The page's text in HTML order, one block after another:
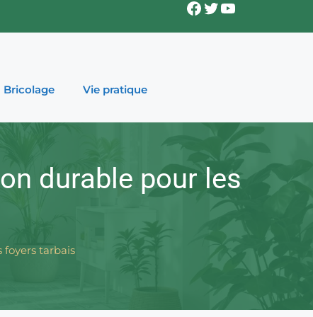
Facebook
Twitter
YouTube
Bricolage Vie pratique
durable pour les
foyers tarbais